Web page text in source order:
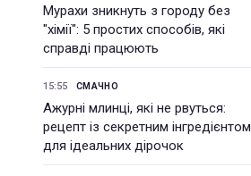
Мурахи зникнуть з городу без
"хімії": 5 простих способів, які
справді працюють
15:55 СМАЧНО
Ажурні млинці, які не рвуться:
рецепт із секретним інгредієнтом
для ідеальних дірочок